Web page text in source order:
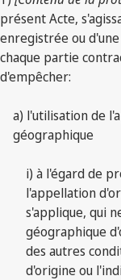
présent Acte,
enregistrée ou
chaque partie
d'empêcher:
a) l'utilisation de
géographique
i) à l'égard de
l'appellation
s'applique, qui
géographique
des autres
d'origine ou